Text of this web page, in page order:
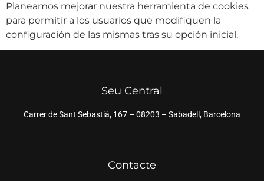
Planeamos mejorar nuestra herramienta de cookies
para permitir a los usuarios que modifiquen la
configuración de las mismas tras su opción inicial.
Seu Central
Carrer de Sant Sebastià, 167 – 08203 – Sabadell, Barcelona
Contacte